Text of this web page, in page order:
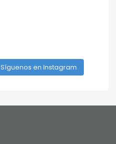
Síguenos en Instagram